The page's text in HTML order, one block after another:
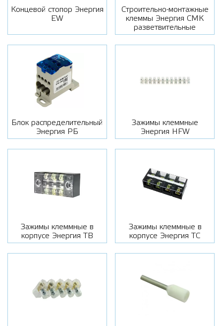
Концевой стопор Энергия
EW
Строительно-монтажные
клеммы Энергия СМК
разветвительные
Блок распределительный
Энергия РБ
Зажимы клеммные
Энергия HFW
Зажимы клеммные в
корпусе Энергия ТВ
Зажимы клеммные в
корпусе Энергия ТС